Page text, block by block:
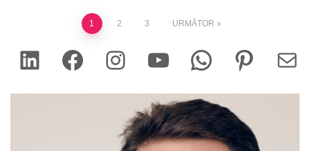
Paginație
articole
1 2 3 URMĂTOR
LinkedIn Facebook Instagram YouTube WhatsApp Pinterest Mail